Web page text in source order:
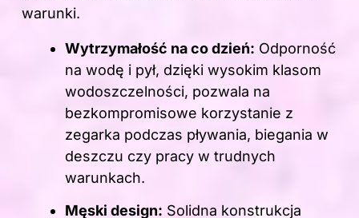
warunki.
Wytrzymałość na co dzień: Odporność
na wodę i pył, dzięki wysokim klasom
wodoszczelności, pozwala na
bezkompromisowe korzystanie z
zegarka podczas pływania, biegania w
deszczu czy pracy w trudnych
warunkach.
Męski design: Solidna konstrukcja